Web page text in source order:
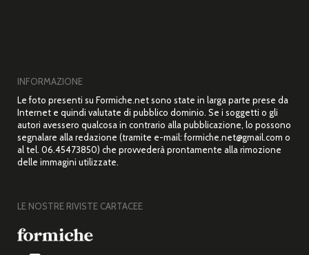
INFORMAZIONE
Le foto presenti su Formiche.net sono state in larga parte prese da
Internet e quindi valutate di pubblico dominio. Se i soggetti o gli
autori avessero qualcosa in contrario alla pubblicazione, lo possono
segnalare alla redazione (tramite e-mail: formiche.net@gmail.com o
al tel. 06.45473850) che provvederà prontamente alla rimozione
delle immagini utilizzate.
LE NOSTRE RIVISTE CARTACEE